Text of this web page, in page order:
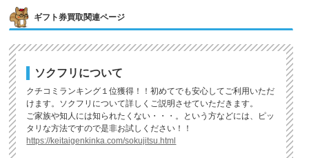
ギフト券買取関連ページ
ソクフリについて
クチコミランキング１位獲得！！初めてでも安心してご利用いただ
けます。ソクフリについて詳しくご説明させていただきます。
ご家族や知人には知られたくない・・・。という方などには、ピッ
タリな方法ですので是非お試しください！！
https://keitaigenkinka.com/sokujitsu.html